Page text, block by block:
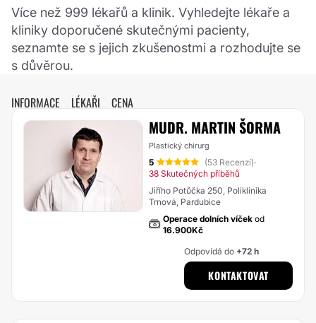
Více než 999 lékařů a klinik. Vyhledejte lékaře a
kliniky doporučené skutečnými pacienty,
seznamte se s jejich zkušenostmi a rozhodujte se
s důvěrou.
INFORMACE LÉKAŘI CENA
MUDR. MARTIN ŠORMA
Plastický chirurg
5 (53 Recenzí)·
38 Skutečných příběhů
Jiřího Potůčka 250, Poliklinika
Trnová, Pardubice
Operace dolních víček od
16.900Kč
Odpovídá do +72 h
KONTAKTOVAT